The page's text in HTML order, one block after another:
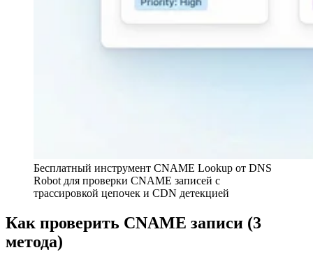
Бесплатный инструмент CNAME Lookup от DNS
Robot для проверки CNAME записей с
трассировкой цепочек и CDN детекцией
Как проверить CNAME записи (3
метода)